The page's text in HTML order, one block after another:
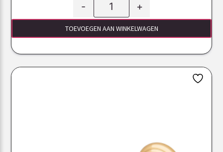
- +
TOEVOEGEN AAN WINKELWAGEN